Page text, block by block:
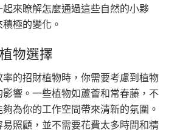
來瞭解怎麼通過這些自然的小夥
極的變化。
物選擇
的招財植物時，你需要考慮到植物
響。一些植物如蘆薈和常春藤，不
為你的工作空間帶來清新的氛圍。
照顧，並不需要花費太多時間和精